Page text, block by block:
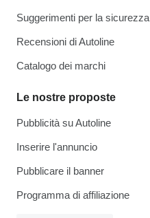
Suggerimenti per la sicurezza
Recensioni di Autoline
Catalogo dei marchi
Le nostre proposte
Pubblicità su Autoline
Inserire l'annuncio
Pubblicare il banner
Programma di affiliazione